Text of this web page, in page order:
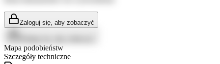
Zaloguj się, aby zobaczyć
Mapa podobieństw
Szczegóły techniczne